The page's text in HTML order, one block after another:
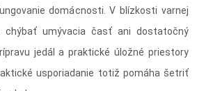
domácnosti. V blízkosti varnej
chýbať umývacia časť ani dostatočný
jedál a praktické úložné priestory
usporiadanie totiž pomáha šetriť